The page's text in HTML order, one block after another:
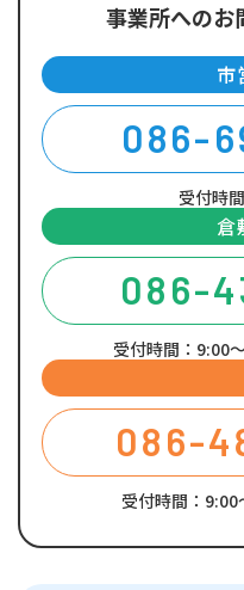
事業所へのお
市
086-
受付時
倉
086-
受付時間：9:00
086-
受付時間：